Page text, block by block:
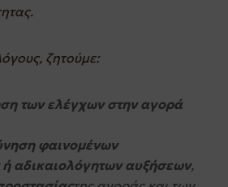
ζητούμε:
των ελέγχων στην αγορά
φαινομένων
ή αδικαιολόγητων αυξήσεων,